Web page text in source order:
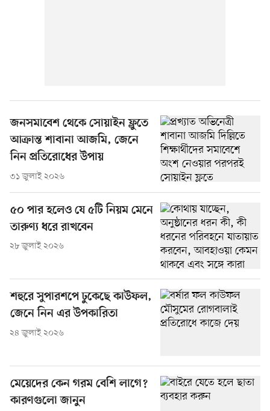
জনসমাবেশ থেকে সোয়াইন ফ্লুতে
আক্রান্ত শাবানা আজমি, জেনে
নিন প্রতিরোধের উপায়
৩১ জুলাই ২০২৬
৫০ পার হলেও যে ৫টি নিয়ম মেনে
তারুণ্য ধরে রাখবেন
২৮ জুলাই ২০২৬
শহুরে সুপারশপে ঢুকেছে কাউফল,
জেনে নিন এর উপকারিতা
২৪ জুলাই ২০২৬
মেয়েদের কেন গরম বেশি লাগে?
কারণগুলো জানুন